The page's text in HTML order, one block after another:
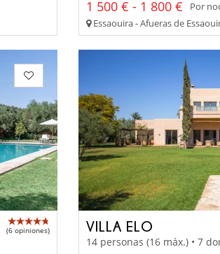
1 500 € - 1 800 €
Por
Essaouira - Afueras de
(6 opiniones) VILLA ELO
14 personas (16 máx.) • 7